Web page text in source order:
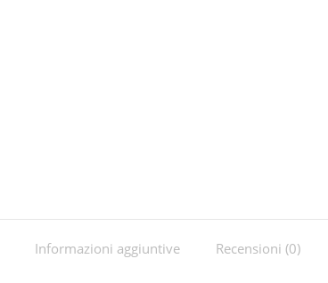
Informazioni aggiuntive Recensioni (0)